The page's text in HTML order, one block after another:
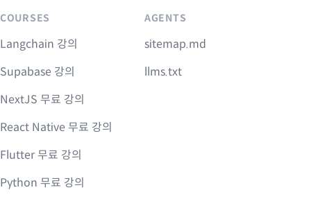
COURSES
Langchain 강의
Supabase 강의
NextJS 무료 강의
React Native 무료 강의
Flutter 무료 강의
Python 무료 강의
AGENTS
sitemap.md
llms.txt